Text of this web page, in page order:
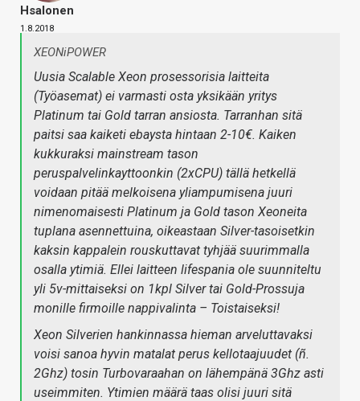
Hsalonen
1.8.2018
XEONiPOWER
Uusia Scalable Xeon prosessorisia laitteita
(Työasemat) ei varmasti osta yksikään yritys
Platinum tai Gold tarran ansiosta. Tarranhan sitä
paitsi saa kaiketi ebaysta hintaan 2-10€. Kaiken
kukkuraksi mainstream tason
peruspalvelinkayttoonkin (2xCPU) tällä hetkellä
voidaan pitää melkoisena yliampumisena juuri
nimenomaisesti Platinum ja Gold tason Xeoneita
tuplana asennettuina, oikeastaan Silver-tasoisetkin
kaksin kappalein rouskuttavat tyhjää suurimmalla
osalla ytimiä. Ellei laitteen lifespania ole suunniteltu
yli 5v-mittaiseksi on 1kpl Silver tai Gold-Prossuja
monille firmoille nappivalinta – Toistaiseksi!
Xeon Silverien hankinnassa hieman arveluttavaksi
voisi sanoa hyvin matalat perus kellotaajuudet (ñ.
2Ghz) tosin Turbovaraahan on lähempänä 3Ghz asti
useimmiten. Ytimien määrä taas olisi juuri sitä